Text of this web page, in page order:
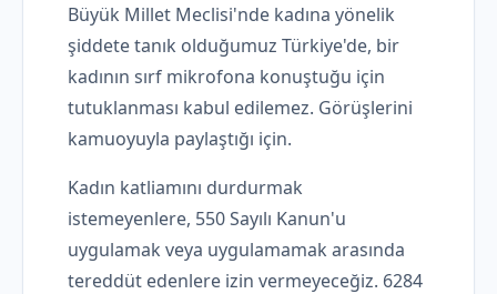
Büyük Millet Meclisi'nde kadına yönelik
şiddete tanık olduğumuz Türkiye'de, bir
kadının sırf mikrofona konuştuğu için
tutuklanması kabul edilemez. Görüşlerini
kamuoyuyla paylaştığı için.
Kadın katliamını durdurmak
istemeyenlere, 550 Sayılı Kanun'u
uygulamak veya uygulamamak arasında
tereddüt edenlere izin vermeyeceğiz. 6284